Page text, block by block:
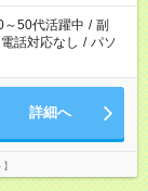
～50代活躍中 / 副
電話対応なし / パソ
詳細へ